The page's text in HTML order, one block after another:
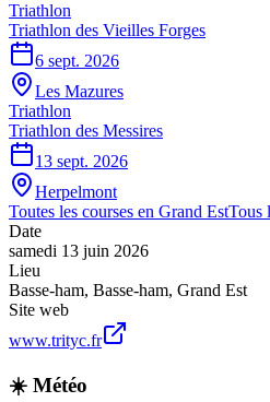
Triathlon
Triathlon des Vieilles Forges
6 sept. 2026
Les Mazures
Triathlon
Triathlon des Messires
13 sept. 2026
Herpelmont
Toutes les courses en Grand EstTous
Date
samedi 13 juin 2026
Lieu
Basse-ham, Basse-ham, Grand Est
Site web
www.trityc.fr
☀️ Météo